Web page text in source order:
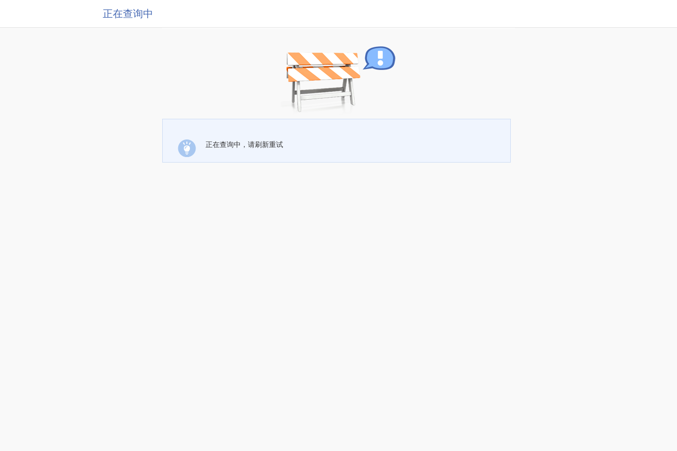
正在查询中
正在查询中，请刷新重试